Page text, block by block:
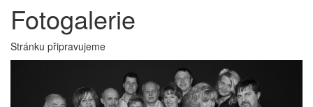
Fotogalerie
Stránku připravujeme